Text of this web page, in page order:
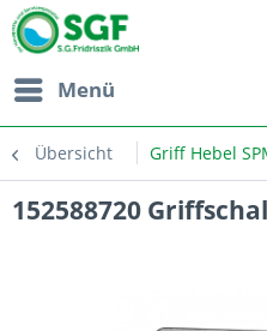
Menü
Übersicht Griff Hebel
152588720